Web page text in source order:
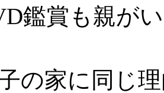
鑑賞も親が
の家に同じ